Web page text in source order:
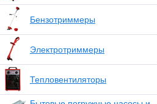
Бензотриммеры
Электротриммеры
Тепловентиляторы